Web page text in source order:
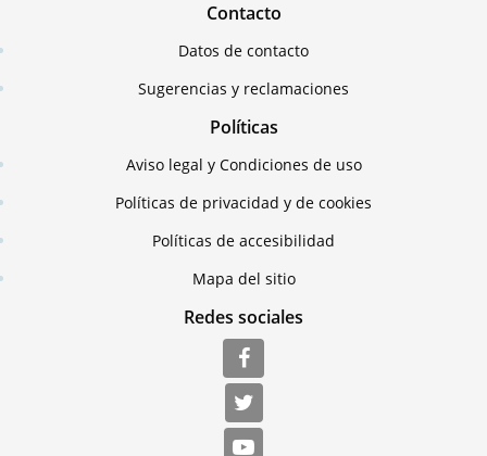
Contacto
Datos de contacto
Sugerencias y reclamaciones
Políticas
Aviso legal y Condiciones de uso
Políticas de privacidad y de cookies
Políticas de accesibilidad
Mapa del sitio
Redes sociales